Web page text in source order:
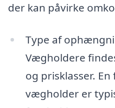
der kan påvirke
Type af
Vægholdere
og prisklasser.
vægholder er